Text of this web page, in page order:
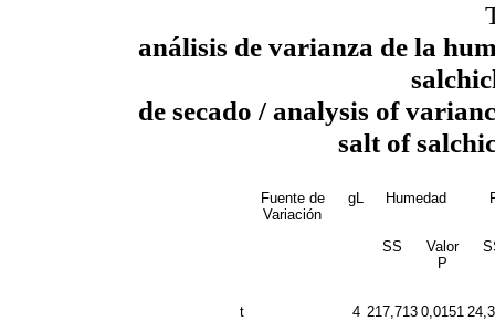
análisis de varianza de la
de secado / analysis of
salt of
Fuente de
Variación
gL Humedad
SS
Valor
P
t 4 217,713 0,0151